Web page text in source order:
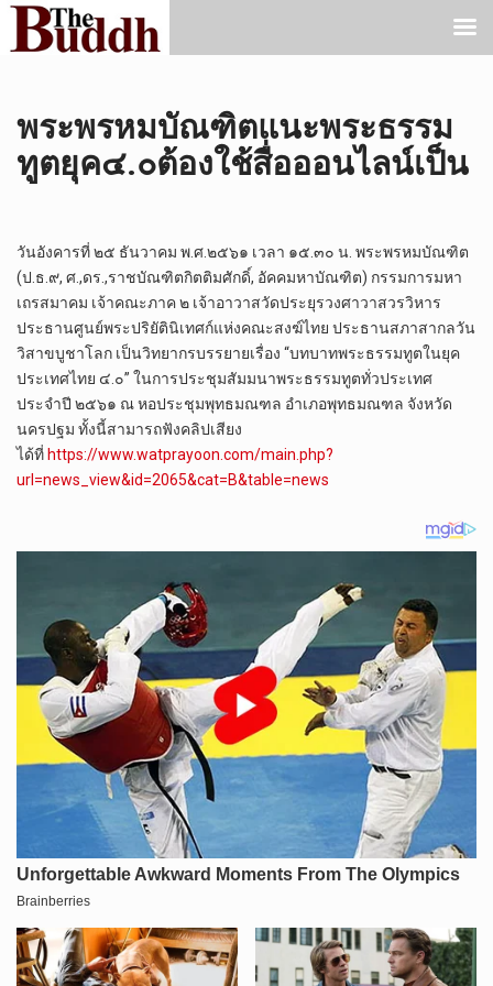
พระพรหมบัณฑิตแนะพระธรรม
ทูตยุค๔.๐ต้องใช้สื่อออนไลน์เป็น
วันอังคารที่ ๒๕ ธันวาคม พ.ศ.๒๕๖๑ เวลา ๑๕.๓๐ น. พระพรหมบัณฑิต
(ป.ธ.๙, ศ.,ดร.,ราชบัณฑิตกิตติมศักดิ์, อัคคมหาบัณฑิต) กรรมการมหา
เถรสมาคม เจ้าคณะภาค ๒ เจ้าอาวาสวัดประยุรวงศาวาสวรวิหาร
ประธานศูนย์พระปริยัตินิเทศก์แห่งคณะสงฆ์ไทย ประธานสภาสากลวัน
วิสาขบูชาโลก เป็นวิทยากรบรรยายเรื่อง “บทบาทพระธรรมทูตในยุค
ประเทศไทย ๔.๐” ในการประชุมสัมมนาพระธรรมทูตทั่วประเทศ
ประจำปี ๒๕๖๑ ณ หอประชุมพุทธมณฑล อำเภอพุทธมณฑล จังหวัด
นครปฐม ทั้งนี้สามารถฟังคลิปเสียง
ได้ที่ https://www.watprayoon.com/main.php?
url=news_view&id=2065&cat=B&table=news